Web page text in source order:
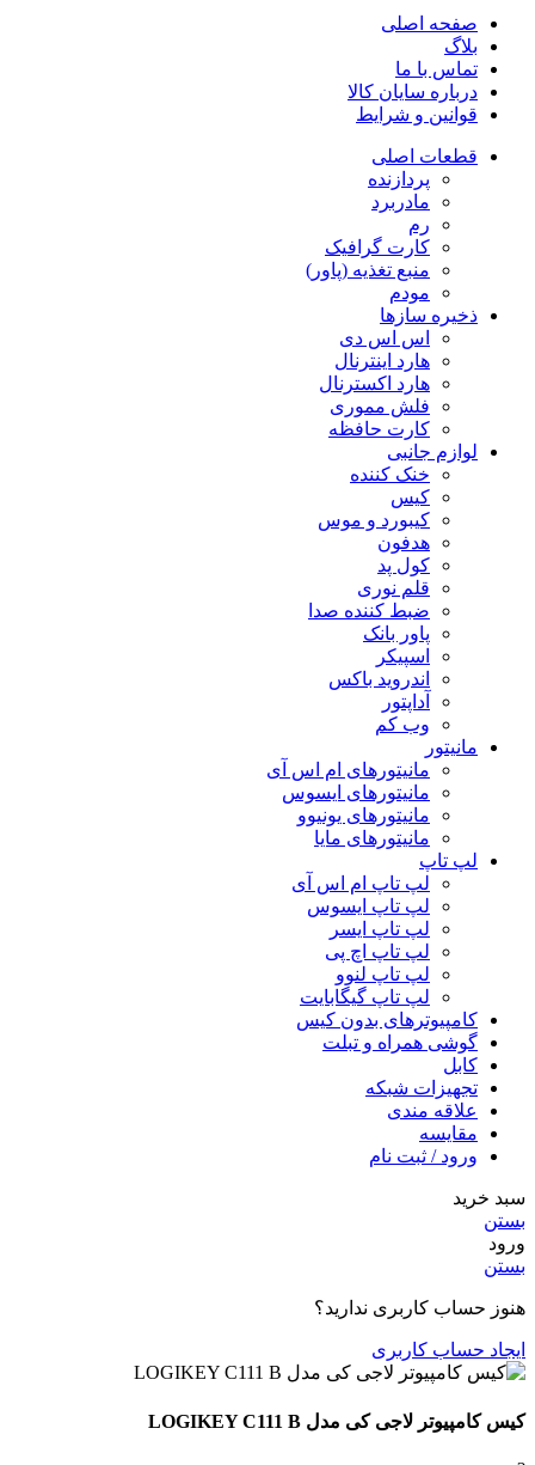
صفحه اصلی
بلاگ
تماس با ما
درباره سایان کالا
قوانین و شرایط
قطعات اصلی
پردازنده
مادربرد
رم
کارت گرافیک
منبع تغذیه (پاور)
مودم
ذخیره سازها
اس اس دی
هارد اینترنال
هارد اکسترنال
فلش مموری
کارت حافظه
لوازم جانبی
خنک کننده
کیس
کیبورد و موس
هدفون
کول پد
قلم نوری
ضبط کننده صدا
پاور بانک
اسپیکر
اندروید باکس
آداپتور
وب کم
مانیتور
مانیتورهای ام اس آی
مانیتورهای ایسوس
مانیتورهای یونیوو
مانیتورهای مایا
لپ تاپ
لپ تاپ ام اس آی
لپ تاپ ایسوس
لپ تاپ ایسر
لپ تاپ اچ پی
لپ تاپ لنوو
لپ تاپ گیگابایت
کامپیوترهای بدون کیس
گوشی همراه و تبلت
کابل
تجهیزات شبکه
علاقه مندی
مقایسه
ورود / ثبت نام
سبد خرید
بستن
ورود
بستن
هنوز حساب کاربری ندارید؟
ایجاد حساب کاربری
کیس کامپیوتر لاجی کی مدل LOGIKEY C111 B